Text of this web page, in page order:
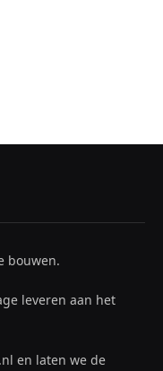
bouwen.
leveren aan het
en laten we de